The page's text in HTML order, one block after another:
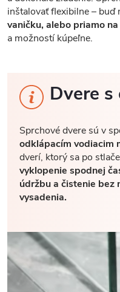
inštalovať flexibilne – buď
vaničku, alebo priamo
a možností kúpeľne.
Dvere
Sprchové dvere sú v
odklápacím vodiacim
dverí, ktorý sa po
vyklopenie spodnej
údržbu a čistenie bez
vysadenia.